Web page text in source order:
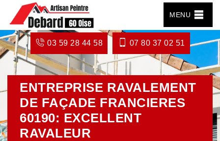
MENU
03 59 28 44 58 07 80 37 02 51
ENTREPRISE RAVALEMENT
DE FAÇADE FRANCIERES
60190: EXCELLENT
RAVALEUR